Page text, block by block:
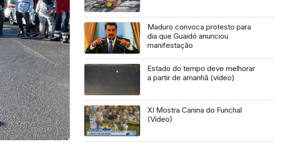
Maduro convoca protesto para
dia que Guaidó anunciou
manifestação
Estado do tempo deve melhorar
a partir de amanhã (vídeo)
XI Mostra Canina do Funchal
(Vídeo)